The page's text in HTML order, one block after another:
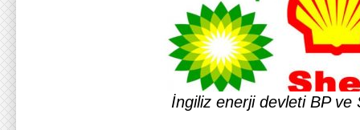
İngiliz enerji devleti BP ve